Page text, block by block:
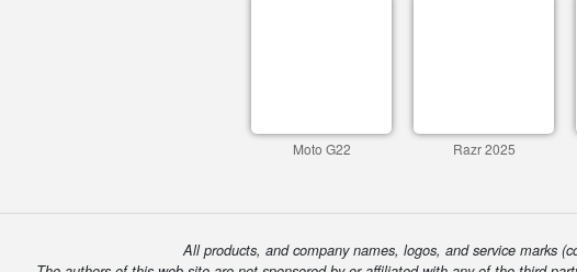
Moto G22 Razr 2025
All products, and company names, logos, and service marks